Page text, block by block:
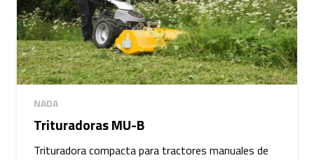
NADA
Trituradoras MU-B
Trituradora compacta para tractores manuales de